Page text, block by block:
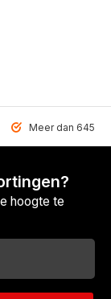
Meer dan 6459
hoogte te